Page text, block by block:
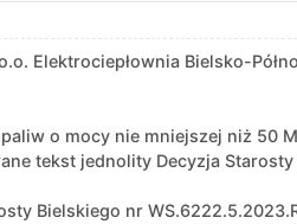
o.o. Elektrociepłownia Bielsko-
o mocy nie mniejszej niż 50
tekst jednolity Decyzja Starosty
Bielskiego nr